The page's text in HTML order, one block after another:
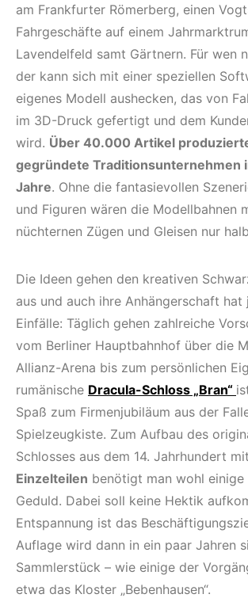
am Frankfurter Römerberg, einen
Fahrgeschäfte auf einem
Lavendelfeld samt Gärtnern. Für wen
der kann sich mit einer speziellen
eigenes Modell aushecken, das von
im 3D-Druck gefertigt und dem
wird. Über 40.000 Artikel
gegründete Traditionsunternehmen
Jahre. Ohne die fantasievollen
und Figuren wären die Modellbahnen
nüchternen Zügen und Gleisen nur
Die Ideen gehen den kreativen
aus und auch ihre Anhängerschaft hat
Einfälle: Täglich gehen zahlreiche
vom Berliner Hauptbahnhof über die
Allianz-Arena bis zum persönlichen
rumänische Dracula-Schloss „Bran“
Spaß zum Firmenjubiläum aus der
Spielzeugkiste. Zum Aufbau des
Schlosses aus dem 14. Jahrhundert
Einzelteilen benötigt man wohl einige
Geduld. Dabei soll keine Hektik
Entspannung ist das
Auflage wird dann in ein paar Jahren
Sammlerstück – wie einige der
etwa das Kloster „Bebenhausen“.